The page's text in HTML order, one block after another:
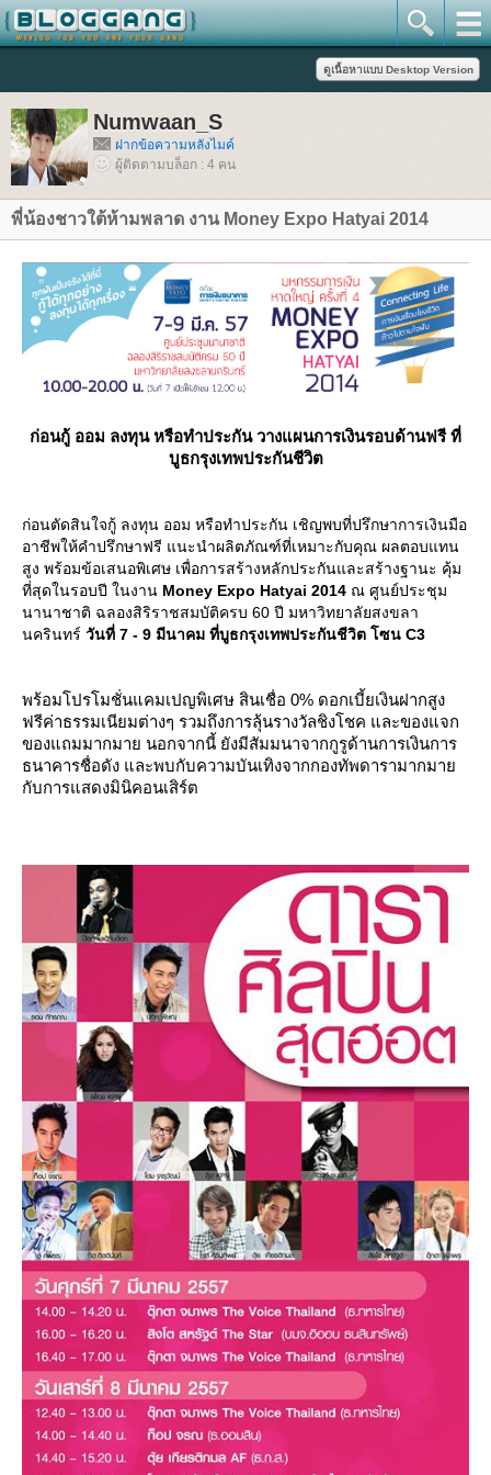
Numwaan_S
ฝากข้อความหลังไมค์
ผู้ติดตามบล็อก : 4 คน
พี่น้องชาวใต้ห้ามพลาด งาน Money Expo Hatyai 2014
ก่อนกู้ ออม ลงทุน หรือทำประกัน วางแผนการเงินรอบด้านฟรี ที่
บูธกรุงเทพประกันชีวิต
ก่อนตัดสินใจกู้ ลงทุน ออม หรือทำประกัน เชิญพบที่ปรึกษาการเงินมือ
อาชีพให้คำปรึกษาฟรี แนะนำผลิตภัณฑ์ที่เหมาะกับคุณ ผลตอบแทน
สูง พร้อมข้อเสนอพิเศษ เพื่อการสร้างหลักประกันและสร้างฐานะ คุ้ม
ที่สุดในรอบปี ในงาน Money Expo Hatyai 2014 ณ ศูนย์ประชุม
นานาชาติ ฉลองสิริราชสมบัติครบ 60 ปี มหาวิทยาลัยสงขลา
นครินทร์ วันที่ 7 - 9 มีนาคม ที่บูธกรุงเทพประกันชีวิต โซน C3
พร้อมโปรโมชั่นแคมเปญพิเศษ สินเชื่อ 0% ดอกเบี้ยเงินฝากสูง
ฟรีค่าธรรมเนียมต่างๆ รวมถึงการลุ้นรางวัลชิงโชค และของแจก
ของแถมมากมาย นอกจากนี้ ยังมีสัมมนาจากกูรูด้านการเงินการ
ธนาคารชื่อดัง และพบกับความบันเทิงจากกองทัพดารามากมา
กับการแสดงมินิคอนเสิร์ต